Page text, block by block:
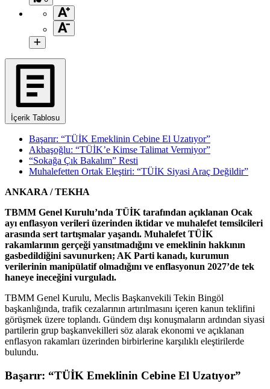
İçerik Tablosu
Başarır: “TÜİK Emeklinin Cebine El Uzatıyor”
Akbaşoğlu: “TÜİK’e Kimse Talimat Vermiyor”
“Sokağa Çık Bakalım” Resti
Muhalefetten Ortak Eleştiri: “TÜİK Siyasi Araç Değildir”
ANKARA / TEKHA
TBMM Genel Kurulu’nda TÜİK tarafından açıklanan Ocak
ayı enflasyon verileri üzerinden iktidar ve muhalefet temsilcileri
arasında sert tartışmalar yaşandı. Muhalefet TÜİK
rakamlarının gerçeği yansıtmadığını ve emeklinin hakkının
gasbedildiğini savunurken; AK Parti kanadı, kurumun
verilerinin manipülatif olmadığını ve enflasyonun 2027’de tek
haneye ineceğini vurguladı.
TBMM Genel Kurulu, Meclis Başkanvekili Tekin Bingöl
başkanlığında, trafik cezalarının artırılmasını içeren kanun teklifini
görüşmek üzere toplandı. Gündem dışı konuşmaların ardından siyasi
partilerin grup başkanvekilleri söz alarak ekonomi ve açıklanan
enflasyon rakamları üzerinden birbirlerine karşılıklı eleştirilerde
bulundu.
Başarır: “TÜİK Emeklinin Cebine El Uzatıyor”